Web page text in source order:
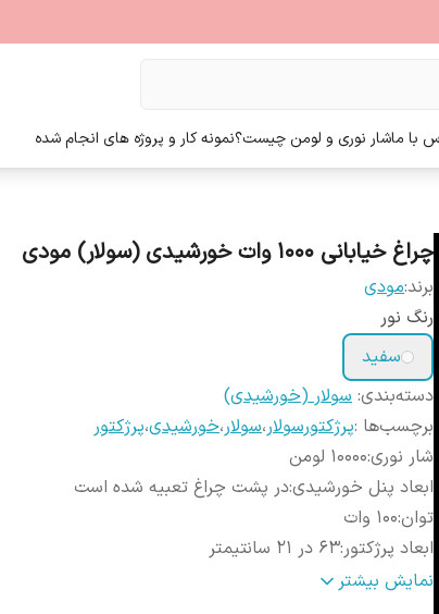
با ماشار نوری و لومن چیست؟نمونه کار و پروژه های انجام شده
چراغ خیابانی 1000 وات خورشیدی (سولار) مودی
برند:مودی
رنگ نور
سفید
دسته‌بندی: سولار (خورشیدی)
برچسب‌ها :پرژکتورسولار،سولار،خورشیدی،پرژکتور
شار نوری:۱۰۰۰۰ لومن
ابعاد پنل خورشیدی:در پشت چراغ تعبیه شده است
توان:100 وات
ابعاد پرژکتور:63 در 21 سانتیمتر
باتری: 3.2 ولت لیتیومی با ظرفیت 10AH
نمایش بیشتر